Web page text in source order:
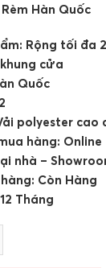
Hàn Quốc
Rộng tối đa
cửa
Quốc
polyester cao
hàng: Online
nhà –
Còn Hàng
Tháng
Modero số lượng